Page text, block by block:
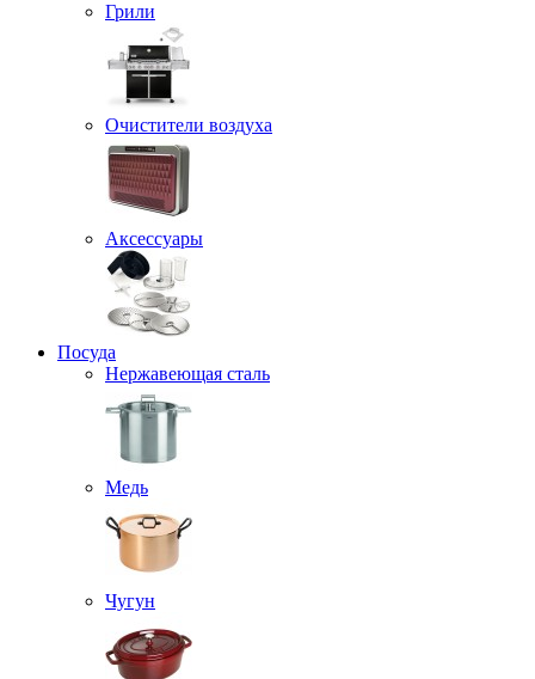
Грили
Очистители воздуха
Аксессуары
Посуда
Нержавеющая сталь
Медь
Чугун